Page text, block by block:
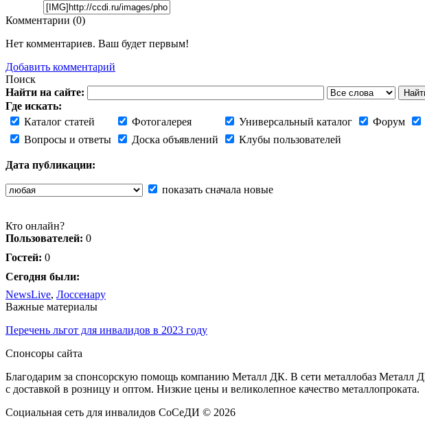
Комментарии (0)
Нет комментариев. Ваш будет первым!
Добавить комментарий
Поиск
Найти на сайте:
Где искать:
Каталог статей
Фотогалерея Универсальный каталог Форум
Вопросы и ответы
Доска объявлений Клубы пользователей
Дата публикации:
показать сначала новые
Кто онлайн?
Пользователей: 0
Гостей: 0
Сегодня были:
NewsLive, Лоссенару
Важные материалы
Перечень льгот для инвалидов в 2023 году
Спонсоры сайта
Благодарим за спонсорскую помощь компанию Металл ДК. В сети металлобаз Металл
с доставкой в розницу и оптом. Низкие цены и великолепное качество металлопроката.
Социальная сеть для инвалидов СоСеДИ © 2026